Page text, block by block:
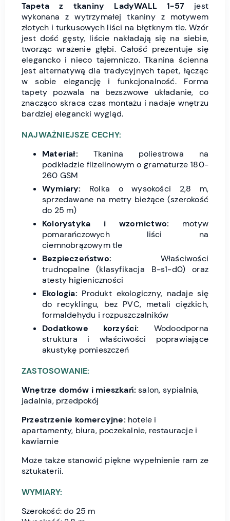
Tapeta z tkaniny LadyWALL 1-57 jest
wykonana z wytrzymałej tkaniny z motywem
złotych i turkusowych liści na błętknym tle. Wzór
jest dość gęsty, liście nakładają się na siebie,
tworząc wrażenie głębi. Całość prezentuje się
elegancko i nieco tajemniczo. Tkanina ścienna
jest alternatywą dla tradycyjnych tapet, łącząc
w sobie elegancję i funkcjonalność. Forma
tapety pozwala na bezszwowe układanie, co
znacząco skraca czas montażu i nadaje wnętrzu
bardziej elegancki wygląd.
NAJWAŻNIEJSZE CECHY:
Materiał: Tkanina poliestrowa na
podkładzie flizelinowym o gramaturze 180-
260 GSM
Wymiary: Rolka o wysokości 2,8 m,
sprzedawane na metry bieżące (szerokość
do 25 m)
Kolorystyka i wzornictwo: motyw
pomarańczowych liści na
ciemnobrązowym tle
Bezpieczeństwo: Właściwości
trudnopalne (klasyfikacja B-s1-d0) oraz
atesty higieniczności
Ekologia: Produkt ekologiczny, nadaje się
do recyklingu, bez PVC, metali ciężkich,
formaldehydu i rozpuszczalników
Dodatkowe korzyści: Wodoodporna
struktura i właściwości poprawiające
akustykę pomieszczeń
ZASTOSOWANIE:
Wnętrze domów i mieszkań: salon, sypialnia,
jadalnia, przedpokój
Przestrzenie komercyjne: hotele i
apartamenty, biura, poczekalnie, restauracje i
kawiarnie
Może także stanowić piękne wypełnienie ram ze
sztukaterii.
WYMIARY:
Szerokość: do 25 m